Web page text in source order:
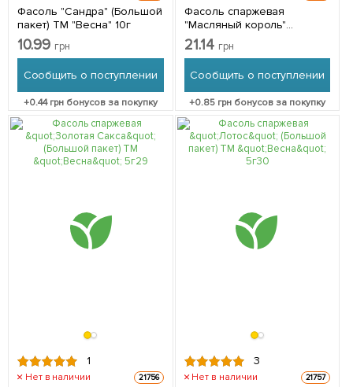
Фасоль "Сандра" (Большой
пакет) ТМ "Весна" 10г
10.99 грн
Сообщить о поступлении
+0.44грн бонусов за покупку
Фасоль спаржевая
"Масляный король"
(Большой пакет) ТМ
"Весна" 5г
21.14 грн
Сообщить о поступлении
+0.85 грн бонусов за покупку
1
Нет в наличии 21756
3
Нет в наличии 21757